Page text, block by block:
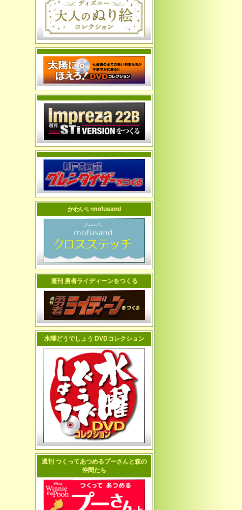
かわいいmofusand
週刊 勇者ライディーンをつくる
水曜どうでしょう DVDコレクション
週刊 つくってあつめるプーさんと森の
仲間たち